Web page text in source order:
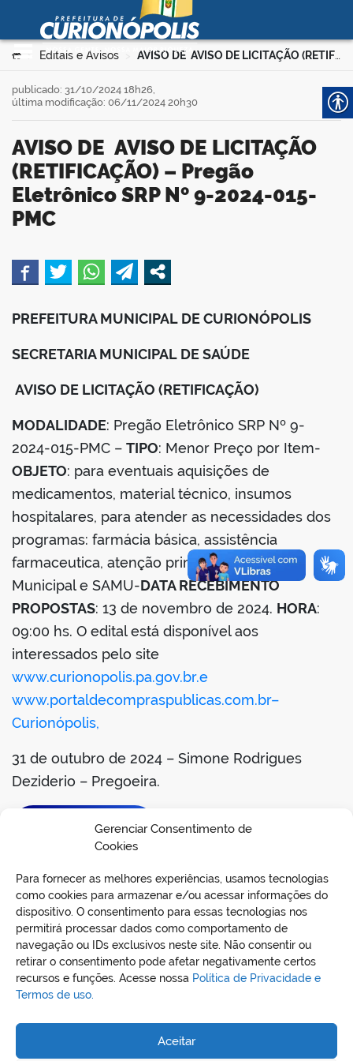
Gerenciar Consentimento de
Cookies
Para fornecer as melhores experiências, usamos tecnologias
como cookies para armazenar e/ou acessar informações do
dispositivo. O consentimento para essas tecnologias nos
permitirá processar dados como comportamento de
navegação ou IDs exclusivos neste site. Não consentir ou
retirar o consentimento pode afetar negativamente certos
recursos e funções. Acesse nossa Política de Privacidade e
Termos de uso.
Aceitar
Ir para o conteúdo
Prefeitura Municipal de
Curionópolis
portal
Você está aqui:
Editais e Avisos > AVISO DE AVISO DE LICITAÇÃO (RETIFICAÇÃO) – Pregão Eletrônico SRP Nº 9-2024-015-PMC
AVISO DE AVISO DE LICITAÇÃO
(RETIFICAÇÃO) – Pregão
Eletrônico SRP Nº 9-2024-015-
PMC
publicado: 31/10/2024 18h26,
última modificação: 06/11/2024 20h30
PREFEITURA MUNICIPAL DE CURIONÓPOLIS
SECRETARIA MUNICIPAL DE SAÚDE
AVISO DE LICITAÇÃO (RETIFICAÇÃO)
MODALIDADE: Pregão Eletrônico SRP Nº 9-
2024-015-PMC – TIPO: Menor Preço por Item-
OBJETO: para eventuais aquisições de
medicamentos, material técnico, insumos
hospitalares, para atender as necessidades dos
programas: farmácia básica, assistência
farmaceutica, atenção primária, Hospital
Municipal e SAMU-DATA RECEBIMENTO
PROPOSTAS: 13 de novembro de 2024. HORA:
09:00 hs. O edital está disponível aos
interessados pelo site
www.curionopolis.pa.gov.br.e
www.portaldecompraspublicas.com.br–
Curionópolis,
31 de outubro de 2024 – Simone Rodrigues
Deziderio – Pregoeira.
BAIXAR EDITAL